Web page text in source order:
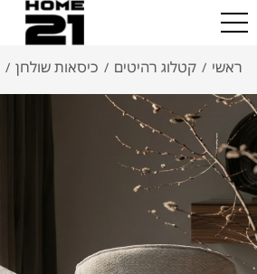
ראשי / קטלוג רהיטים / כיסאות שולחן /